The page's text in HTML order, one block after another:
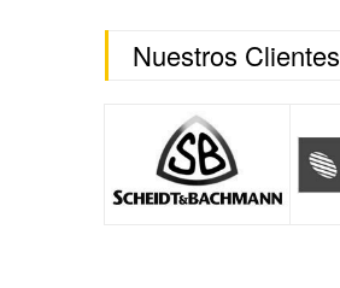
Nuestros Clientes